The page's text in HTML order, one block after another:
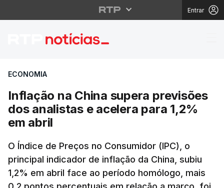
Entrar
Inflação na China
ECONOMIA
Inflação na China supera previsões
dos analistas e acelera para 1,2%
em abril
O Índice de Preços no Consumidor (IPC), o
principal indicador de inflação da China, subiu
1,2% em abril face ao período homólogo, mais